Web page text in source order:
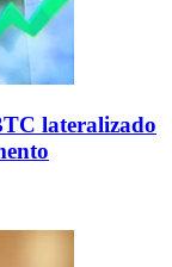
lateralizado